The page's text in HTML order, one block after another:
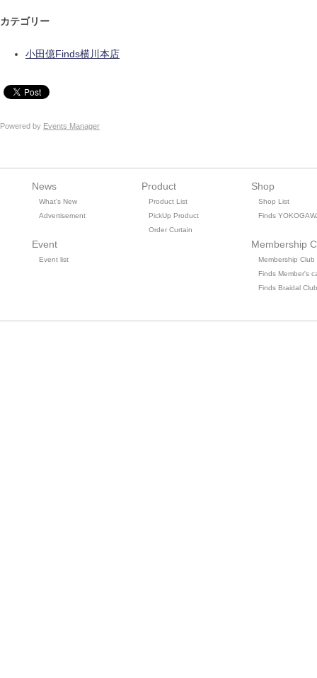
カテゴリー
小田億Finds横川本店
Powered by Events Manager
News
What's New
Advertisement
Event
Event list
Product
Product List
PickUp Product
Order Curtain
Shop
Shop List
Finds
Membership
Membership Club
Finds Member's
Finds Braidal Club